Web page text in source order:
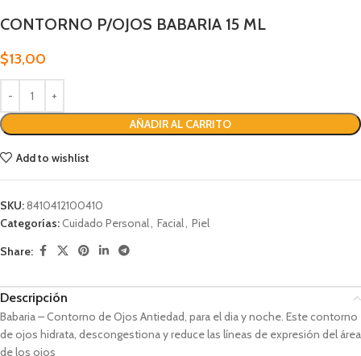
CONTORNO P/OJOS BABARIA 15 ML
$13,00
AÑADIR AL CARRITO
Add to wishlist
SKU:8410412100410
Categorías:Cuidado Personal, Facial, Piel
Share:
Descripción
Babaria – Contorno de Ojos Antiedad, para el dia y noche. Este contorno
de ojos hidrata, descongestiona y reduce las líneas de expresión del área
de los ojos